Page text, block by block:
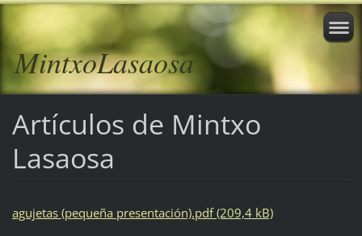
MintxoLasaosa
Artículos de Mintxo
Lasaosa
agujetas (pequeña presentación).pdf (209,4 kB)